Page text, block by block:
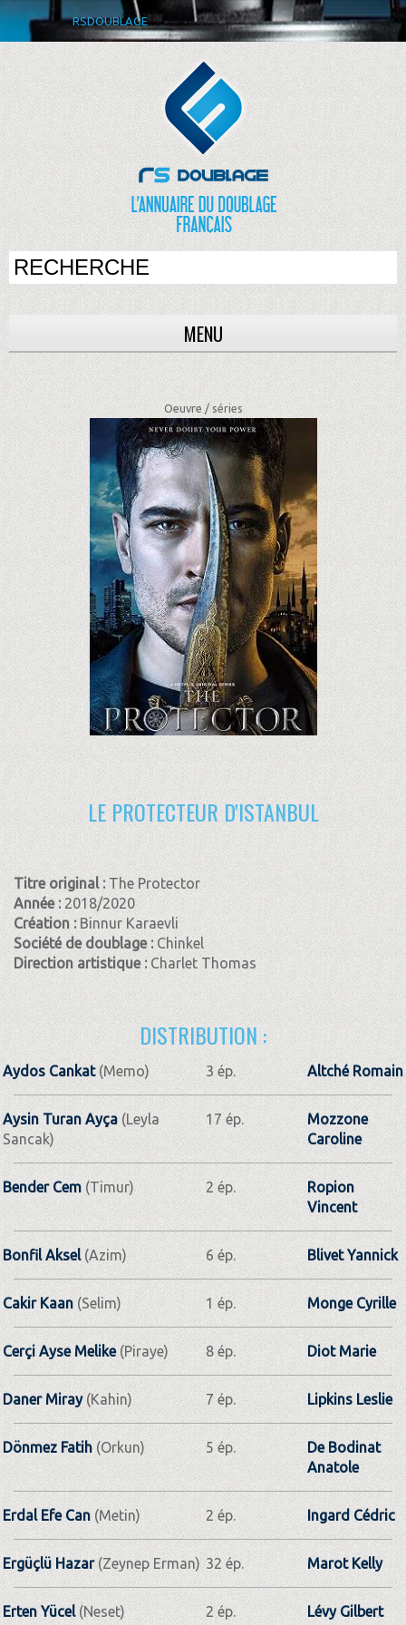
RSDOUBLAGE
MENU
Oeuvre /séries
LE PROTECTEUR D'ISTANBUL
Titre original : The Protector
Année : 2018/2020
Création : Binnur Karaevli
Société de doublage :Chinkel
Direction artistique :Charlet Thomas
DISTRIBUTION :
Aydos Cankat(Memo) 3 ép. Altché Romain
Aysin Turan Ayça (Leyla
Sancak)
17 ép.
Mozzone
Caroline
Bender Cem(Timur) 2 ép.
Ropion
Vincent
Bonfil Aksel (Azim) 6 ép. Blivet Yannick
Cakir Kaan(Selim) 1 ép. Monge Cyrille
Cerçi Ayse Melike(Piraye) 8 ép. Diot Marie
Daner Miray(Kahin) 7 ép. Lipkins Leslie
Dönmez Fatih(Orkun) 5 ép.
De Bodinat
Anatole
Erdal Efe Can(Metin) 2 ép. Ingard Cédric
Ergüçlü Hazar(Zeynep Erman) 32 ép. Marot Kelly
Erten Yücel (Neset) 2 ép. Lévy Gilbert